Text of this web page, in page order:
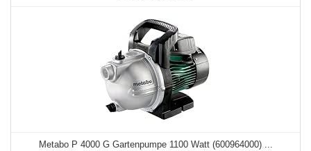
Metabo P 4000 G Gartenpumpe 1100 Watt (600964000) ...